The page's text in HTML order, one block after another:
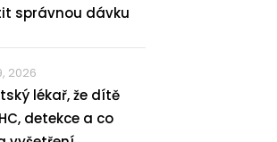
správnou dávku
2026
lékař, že dítě
detekce a co